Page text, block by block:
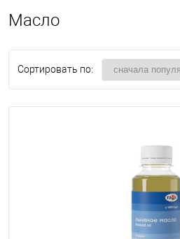
Масло
Сортировать по: